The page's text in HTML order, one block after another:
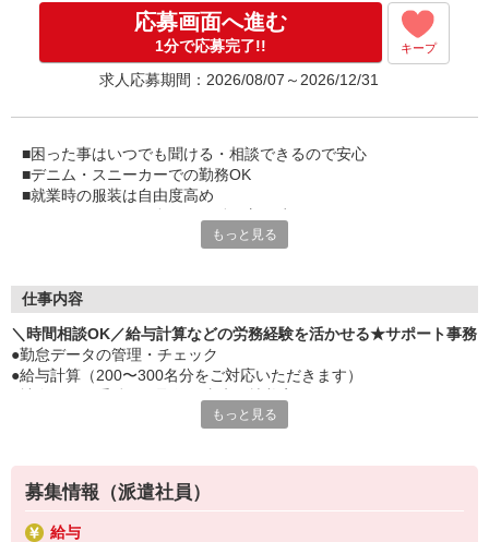
応募画面へ進む
1分で応募完了!! キープ
求人応募期間：2026/08/07～2026/12/31
■困った事はいつでも聞ける・相談できるので安心
■デニム・スニーカーでの勤務OK
■就業時の服装は自由度高め
もっと見る
仕事内容
＼時間相談OK／給与計算などの労務経験を活かせる★サポート事務
●勤怠データの管理・チェック
●給与計算（200〜300名分をご対応いただきます）
もっと見る
募集情報（派遣社員）
給与